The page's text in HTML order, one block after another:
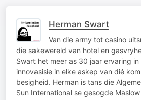
Herman Swart
Van die army tot casino
die sakewereld van hotel en
Swart het meer as 30 jaar ervaring in
innovasisie in elke askep van dié
besigheid. Herman is tans die
Sun International se gesogde